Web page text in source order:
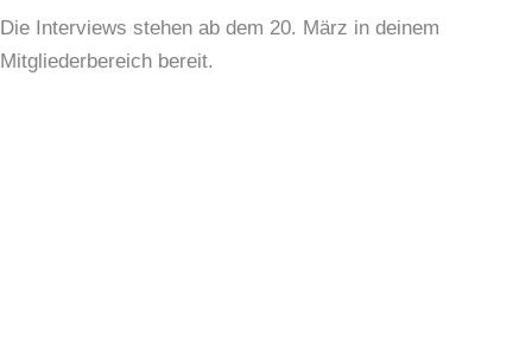
Die Interviews stehen ab dem 20. März in deinem
Mitgliederbereich bereit.